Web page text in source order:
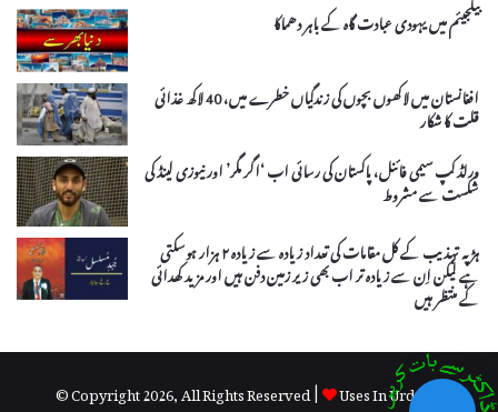
بیلجیئم میں یہودی عبادت گاہ کے باہر دھماکا
افغانستان میں لاکھوں بچوں کی زندگیاں خطرے میں، 40 لاکھ غذائی
قلت کا شکار
ورلڈ کپ سیمی فائنل، پاکستان کی رسائی اب ‘اگر مگر’ اور نیوزی لینڈ کی
شکست سے مشروط
ہڑپہ تہذیب کے کل مقامات کی تعداد زیادہ سے زیادہ ۲ ہزار ہوسکتی
ہے لیکن اِن سے زیادہ تر اب بھی زیر زمین دفن ہیں اور مزید کھدائی
کے منتظر ہیں
© Copyright 2026, All Rights Reserved |
Uses In Urdu by